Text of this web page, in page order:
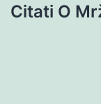
Citati O